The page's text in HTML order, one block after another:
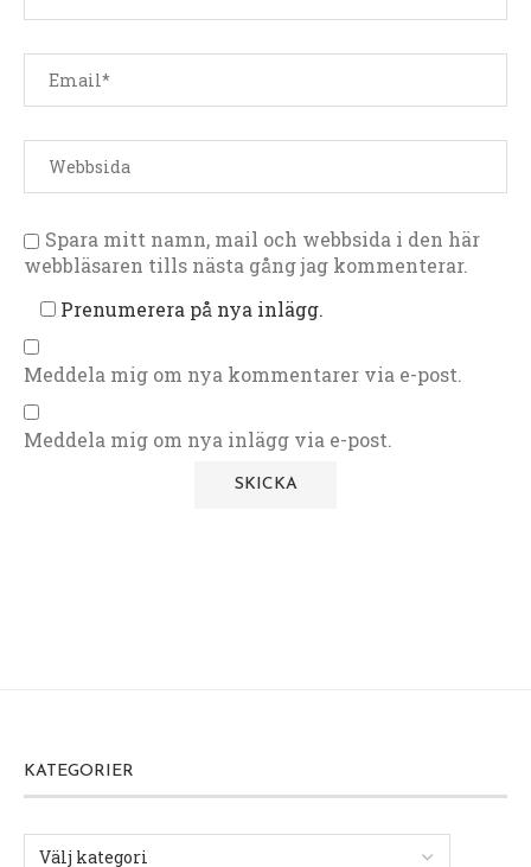
Spara mitt namn, mail och webbsida i den här
webbläsaren tills nästa gång jag kommenterar.
Prenumerera på nya inlägg.
Meddela mig om nya kommentarer via e-post.
Meddela mig om nya inlägg via e-post.
KATEGORIER